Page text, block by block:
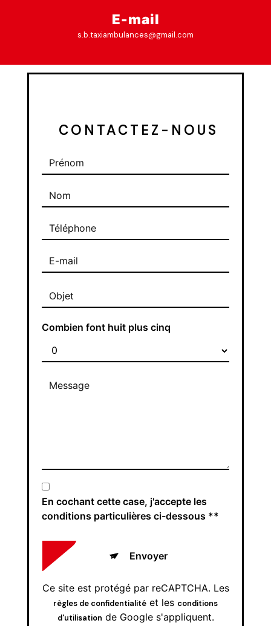
E-mail
s.b.taxiambulances@gmail.com
CONTACTEZ-NOUS
Combien font huit plus cinq
En cochant cette case, j'accepte les
conditions particulières ci-dessous **
Envoyer
Ce site est protégé par reCAPTCHA. Les
règles de confidentialité et les conditions
d'utilisation de Google s'appliquent.